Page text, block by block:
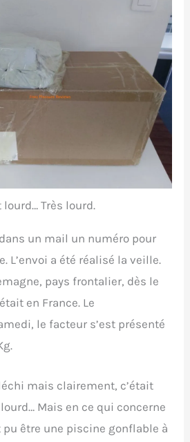
lourd… Très lourd.
dans un mail un numéro pour
L’envoi a été réalisé la veille.
pays frontalier, dès le
en France. Le
le facteur s’est présenté
mais clairement, c’était
Mais en ce qui concerne
être une piscine gonflable à